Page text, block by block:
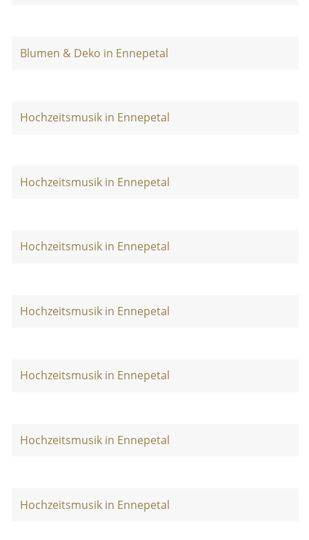
Blumen & Deko in Ennepetal
Hochzeitsmusik in Ennepetal
Hochzeitsmusik in Ennepetal
Hochzeitsmusik in Ennepetal
Hochzeitsmusik in Ennepetal
Hochzeitsmusik in Ennepetal
Hochzeitsmusik in Ennepetal
Hochzeitsmusik in Ennepetal